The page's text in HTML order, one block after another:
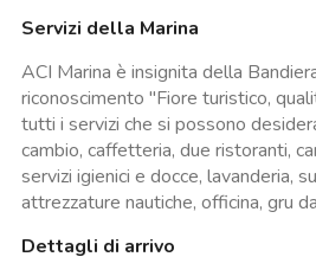
Servizi della Marina
ACI Marina è insignita della
riconoscimento "Fiore turistico,
tutti i servizi che si possono
cambio, caffetteria, due ristoranti,
servizi igienici e docce, lavanderia,
attrezzature nautiche, officina, gru
Dettagli di arrivo